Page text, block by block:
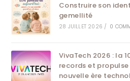
Construire son
gemellité
28 JUILLET 2026 / 0
VivaTech 2026 : la
records et propulse
nouvelle ère